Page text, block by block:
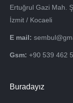
Ertuğrul Gazi Mah.
İzmit / Kocaeli
E mail:
Gsm: +90 539 462
Buradayız